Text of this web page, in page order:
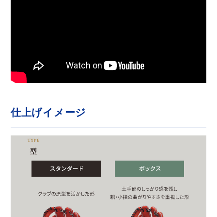
仕上げイメージ